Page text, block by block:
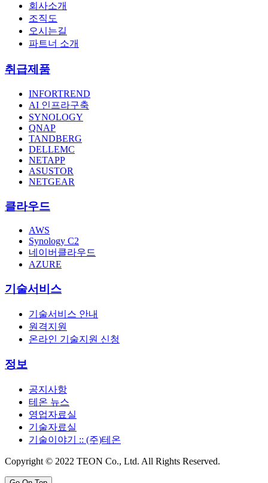
회사소개
조직도
오시는길
파트너 소개
취급제품
INFORTREND
AI 인프라구축
SYNOLOGY
QNAP
TANDBERG
DELLEMC
NETAPP
ASUSTOR
NETGEAR
클라우드
AWS
Synology C2
네이버클라우드
AZURE
기술서비스
기술서비스 안내
원격지원
온라인 기술지원 신청
정보
공지사항
테온 뉴스
영업자료실
기술자료실
기술이야기 :: (주)테온
Copyright © 2022 TEON Co., Ltd. All Rights Reserved.